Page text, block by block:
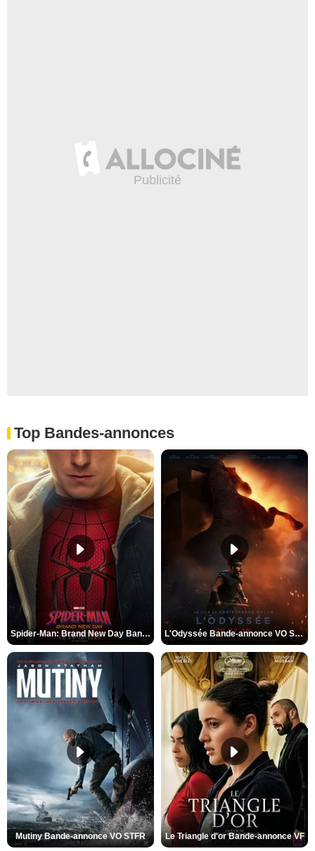
Top Bandes-annonces
Spider-Man: Brand New Day Bande-annonce VO STFR L'Odyssée Bande-annonce VO STFR
Mutiny Bande-annonce VO STFR Le Triangle d'or Bande-annonce VF